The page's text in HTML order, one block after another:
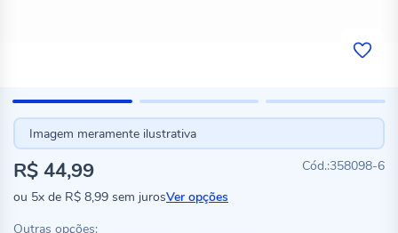
Imagem meramente ilustrativa
358098-6
R$ 44,99
ou 5x de R$ 8,99 sem jurosVer opções
Outras opções: